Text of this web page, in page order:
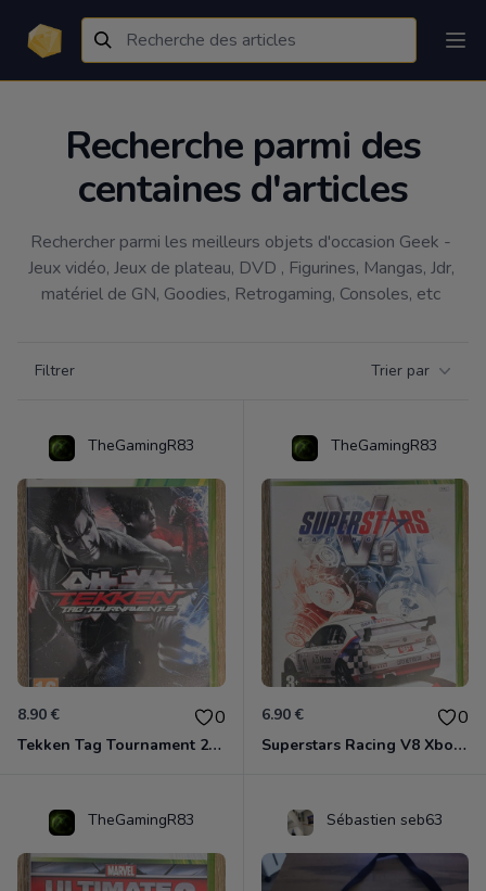
Recherche parmi des
centaines d'articles
Rechercher parmi les meilleurs objets d'occasion Geek -
Jeux vidéo, Jeux de plateau, DVD , Figurines, Mangas, Jdr,
matériel de GN, Goodies, Retrogaming, Consoles, etc
Filtrer Trier par
TheGamingR83
8.90 € 0
Tekken Tag Tournament 2 Xbox 360
TheGamingR83
6.90 € 0
Superstars Racing V8 Xbox 360
TheGamingR83 Sébastien seb63